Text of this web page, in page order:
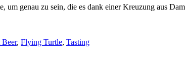
genau zu sein, die es dank einer Kreuzung aus
, Flying Turtle, Tasting